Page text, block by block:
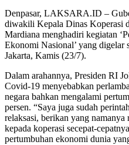
Denpasar, LAKSARA.ID –
diwakili Kepala Dinas Koperasi
Mardiana menghadiri kegiatan
Ekonomi Nasional’ yang digelar
Jakarta, Kamis (23/7).
Dalam arahannya, Presiden RI
Covid-19 menyebabkan
negara bahkan mengalami
persen. “Saya juga sudah
relaksasi, berikan yang
kepada koperasi secepat-
pertumbuhan ekonomi dunia